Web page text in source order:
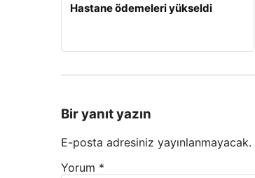
Hastane ödemeleri yükseldi
Bir yanıt yazın
E-posta adresiniz yayınlanmayacak.
Yorum *